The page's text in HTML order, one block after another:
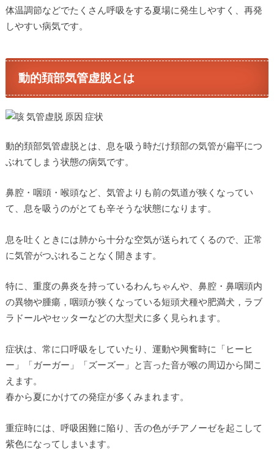
体温調節などでたくさん呼吸をする夏場に発生しやすく、再発
しやすい病気です。
動的頚部気管虚脱とは
動的頚部気管虚脱とは、息を吸う時だけ頚部の気管が扁平につ
ぶれてしまう状態の病気です。
鼻腔・咽頭・喉頭など、気管よりも前の気道が狭くなってい
て、息を吸うのがとても辛そうな状態になります。
息を吐くときには肺から十分な空気が送られてくるので、正常
に気管がつぶれることなく開きます。
特に、重度の鼻炎を持っているわんちゃんや、鼻腔・鼻咽頭内
の異物や腫瘍，咽頭が狭くなっている短頭犬種や肥満犬，ラブ
ラドールやセッターなどの大型犬に多く見られます。
症状は、常に口呼吸をしていたり、運動や興奮時に「ヒーヒ
ー」「ガーガー」「ズーズー」と言った音が喉の周辺から聞こ
えます。
春から夏にかけての発症が多くみまれます。
重症時には、呼吸困難に陥り、舌の色がチアノーゼを起こして
紫色になってしまいます。